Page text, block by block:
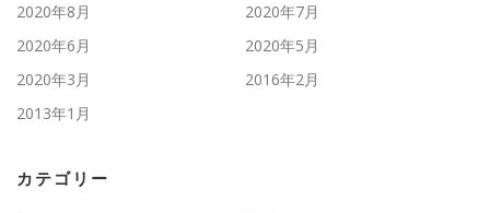
2020年8月
2020年7月
2020年6月
2020年5月
2020年3月
2016年2月
2013年1月
カテゴリー